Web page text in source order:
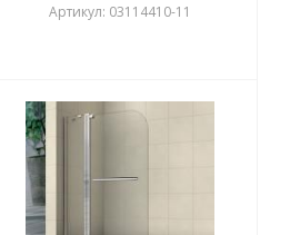
Артикул: 03114410-11